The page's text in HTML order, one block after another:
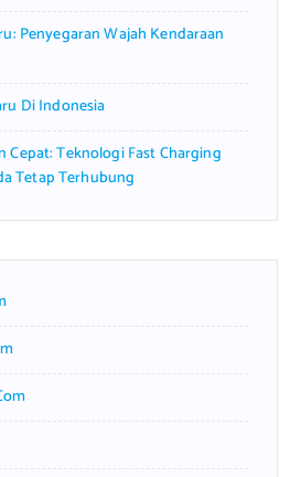
Penyegaran Wajah Kendaraan
Di Indonesia
Cepat: Teknologi Fast Charging
Tetap Terhubung